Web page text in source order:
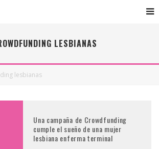
LESBIANAS
lesbianas
Una campaña de Crowdfunding
cumple el sueño de una mujer
lesbiana enferma terminal